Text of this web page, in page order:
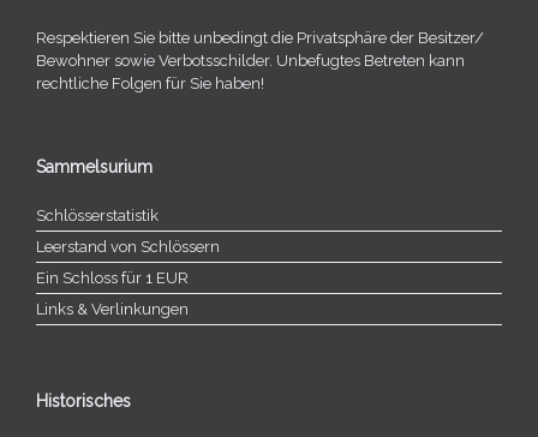
Respektieren Sie bitte unbe­dingt die Privatsphäre der Besitzer/​
Bewohner sowie Verbotsschilder. Unbefugtes Betreten kann
recht­li­che Folgen für Sie haben!
Sammelsurium
Schlösserstatistik
Leerstand von Schlössern
Ein Schloss für 1 EUR
Links & Verlinkungen
Historisches